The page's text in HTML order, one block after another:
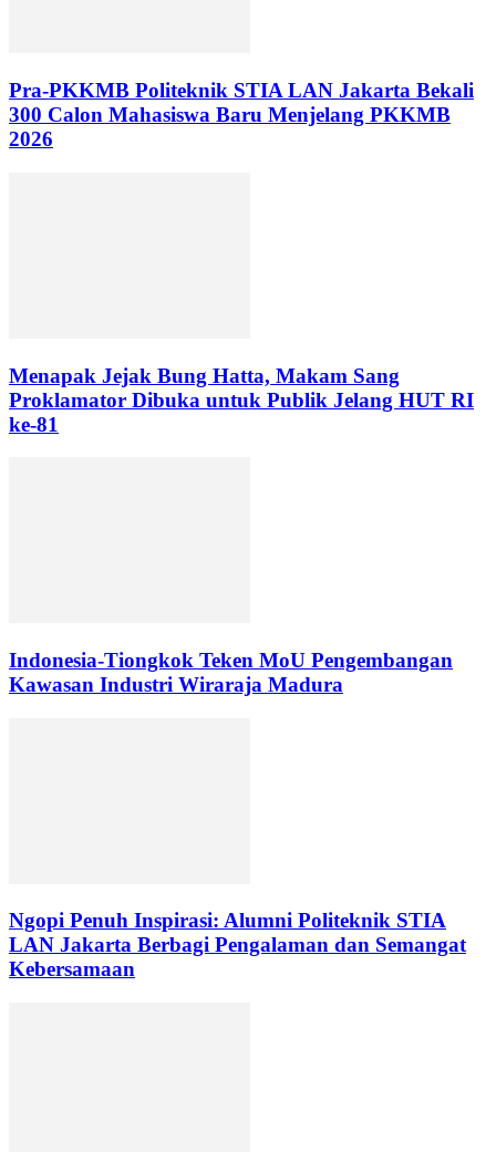
Pra-PKKMB Politeknik STIA LAN Jakarta Bekali
300 Calon Mahasiswa Baru Menjelang PKKMB
2026
Menapak Jejak Bung Hatta, Makam Sang
Proklamator Dibuka untuk Publik Jelang HUT RI
ke-81
Indonesia-Tiongkok Teken MoU Pengembangan
Kawasan Industri Wiraraja Madura
Ngopi Penuh Inspirasi: Alumni Politeknik STIA
LAN Jakarta Berbagi Pengalaman dan Semangat
Kebersamaan